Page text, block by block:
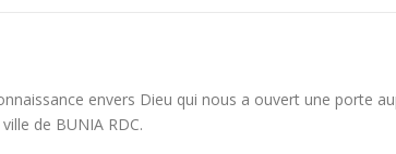
envers Dieu qui nous a ouvert une porte
de BUNIA RDC.